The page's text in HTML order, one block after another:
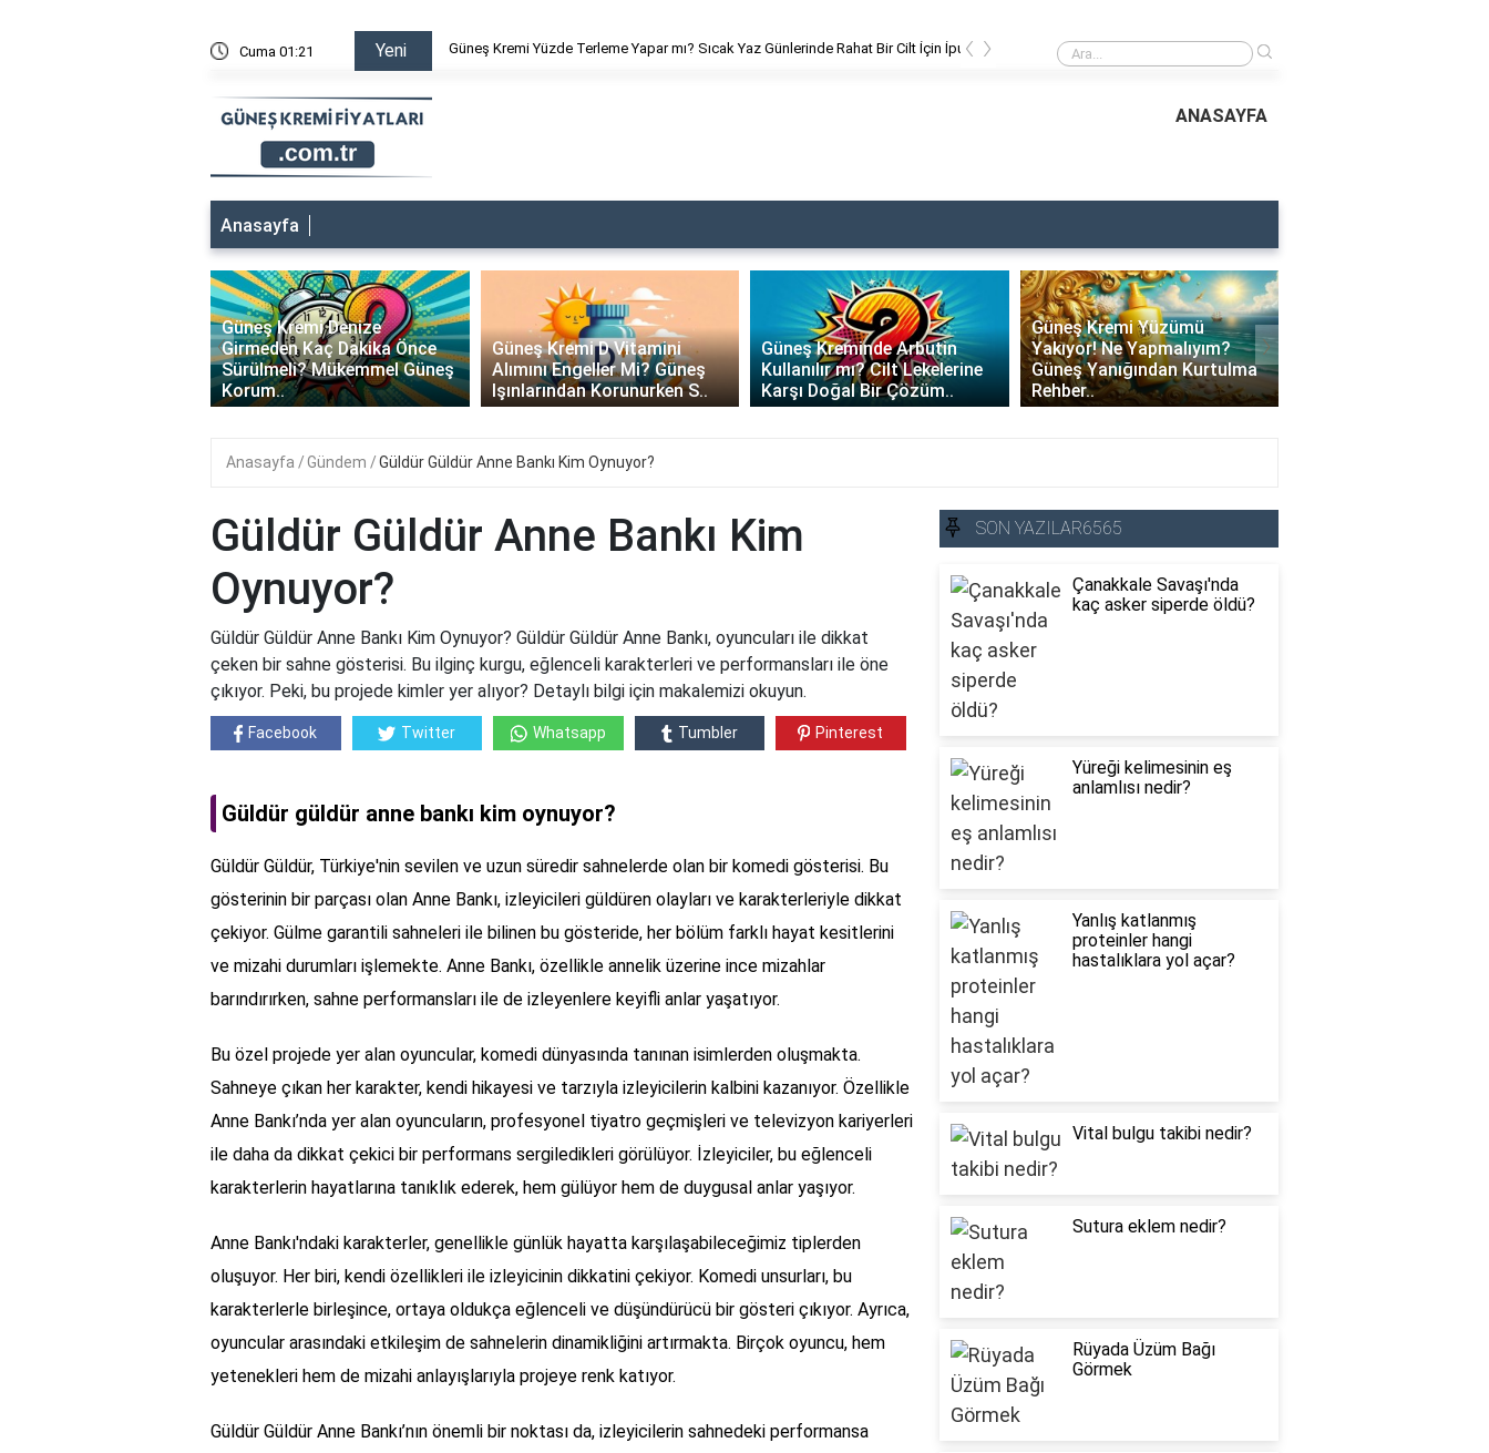
Cuma 01:21 Yeni
Terleme Yapar mı? Sıcak Yaz Günlerinde Rahat Bir Cilt İçin İpuçl
Bioderma Marka Güneş Kremi Yağlı mı? Cilt Tipinize En Uygun Bioderma Ürününü K
Bronz Ten İçin Ne Yapmalıyız? Yazın Tadını Çıkarırken Sağlıklı
‹ ›
ANASAYFA
Anasayfa
Güneş Kremi Denize
Girmeden Kaç Dakika Önce
Sürülmeli? Mükemmel Güneş
Korum..
Güneş Kremi D Vitamini
Alımını Engeller Mi? Güneş
Işınlarından Korunurken S..
Güneş Kreminde Arbutin
Kullanılır mı? Cilt Lekelerine
Karşı Doğal Bir Çözüm..
Güneş Kremi Yüzümü
Yakıyor! Ne Yapmalıyım?
Güneş Yanığından Kurtulma
Rehber..
‹ ›
Anasayfa Gündem Güldür Güldür Anne Bankı Kim Oynuyor?
Güldür Güldür Anne Bankı Kim
Oynuyor?
Güldür Güldür Anne Bankı Kim Oynuyor? Güldür Güldür Anne Bankı, oyuncuları ile dikkat
çeken bir sahne gösterisi. Bu ilginç kurgu, eğlenceli karakterleri ve performansları ile öne
çıkıyor. Peki, bu projede kimler yer alıyor? Detaylı bilgi için makalemizi okuyun.
Facebook Twitter Whatsapp Tumbler Pinterest
Güldür güldür anne bankı kim oynuyor?
Güldür Güldür, Türkiye'nin sevilen ve uzun süredir sahnelerde olan bir komedi gösterisi. Bu
gösterinin bir parçası olan Anne Bankı, izleyicileri güldüren olayları ve karakterleriyle dikkat
çekiyor. Gülme garantili sahneleri ile bilinen bu gösteride, her bölüm farklı hayat kesitlerini
ve mizahi durumları işlemekte. Anne Bankı, özellikle annelik üzerine ince mizahlar
barındırırken, sahne performansları ile de izleyenlere keyifli anlar yaşatıyor.
Bu özel projede yer alan oyuncular, komedi dünyasında tanınan isimlerden oluşmakta.
Sahneye çıkan her karakter, kendi hikayesi ve tarzıyla izleyicilerin kalbini kazanıyor. Özellikle
Anne Bankı’nda yer alan oyuncuların, profesyonel tiyatro geçmişleri ve televizyon kariyerleri
ile daha da dikkat çekici bir performans sergiledikleri görülüyor. İzleyiciler, bu eğlenceli
karakterlerin hayatlarına tanıklık ederek, hem gülüyor hem de duygusal anlar yaşıyor.
Anne Bankı'ndaki karakterler, genellikle günlük hayatta karşılaşabileceğimiz tiplerden
oluşuyor. Her biri, kendi özellikleri ile izleyicinin dikkatini çekiyor. Komedi unsurları, bu
karakterlerle birleşince, ortaya oldukça eğlenceli ve düşündürücü bir gösteri çıkıyor. Ayrıca,
oyuncular arasındaki etkileşim de sahnelerin dinamikliğini artırmakta. Birçok oyuncu, hem
yetenekleri hem de mizahi anlayışlarıyla projeye renk katıyor.
Güldür Güldür Anne Bankı’nın önemli bir noktası da, izleyicilerin sahnedeki performansa
SON YAZILAR6565
Çanakkale Savaşı'nda
kaç asker siperde öldü?
Yüreği kelimesinin eş
anlamlısı nedir?
Yanlış katlanmış
proteinler hangi
hastalıklara yol açar?
Vital bulgu takibi nedir?
Sutura eklem nedir?
Rüyada Üzüm Bağı
Görmek